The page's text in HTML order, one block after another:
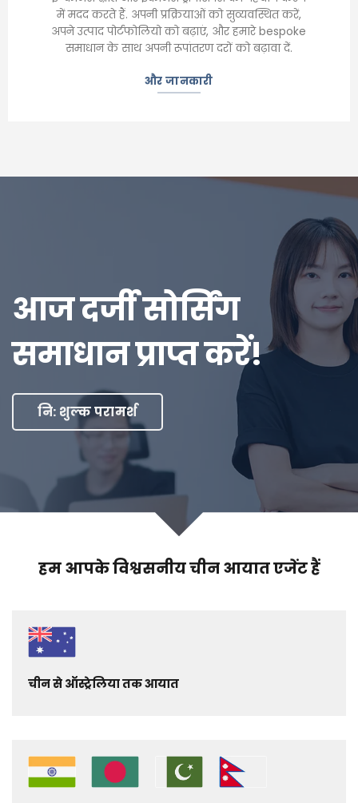
में मदद करते हैं. अपनी प्रक्रियाओं को सुव्यवस्थित करें,
अपने उत्पाद पोर्टफोलियो को बढ़ाएं, और हमारे bespoke
समाधान के साथ अपनी रूपांतरण दरों को बढ़ावा दें.
और जानकारी
आज दर्जी सोर्सिंग
समाधान प्राप्त करें!
नि: शुल्क परामर्श
हम आपके विश्वसनीय चीन आयात एजेंट हैं
चीन से ऑस्ट्रेलिया तक आयात